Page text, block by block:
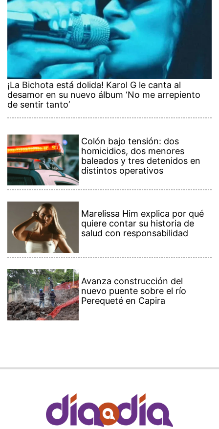
¡La Bichota está dolida! Karol G le canta al
desamor en su nuevo álbum ‘No me arrepiento
de sentir tanto’
Colón bajo tensión: dos
homicidios, dos menores
baleados y tres detenidos en
distintos operativos
Marelissa Him explica por qué
quiere contar su historia de
salud con responsabilidad
Avanza construcción del
nuevo puente sobre el río
Perequeté en Capira